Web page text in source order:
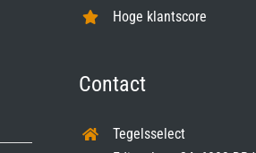
Hoge klantscore
Contact
Tegelsselect